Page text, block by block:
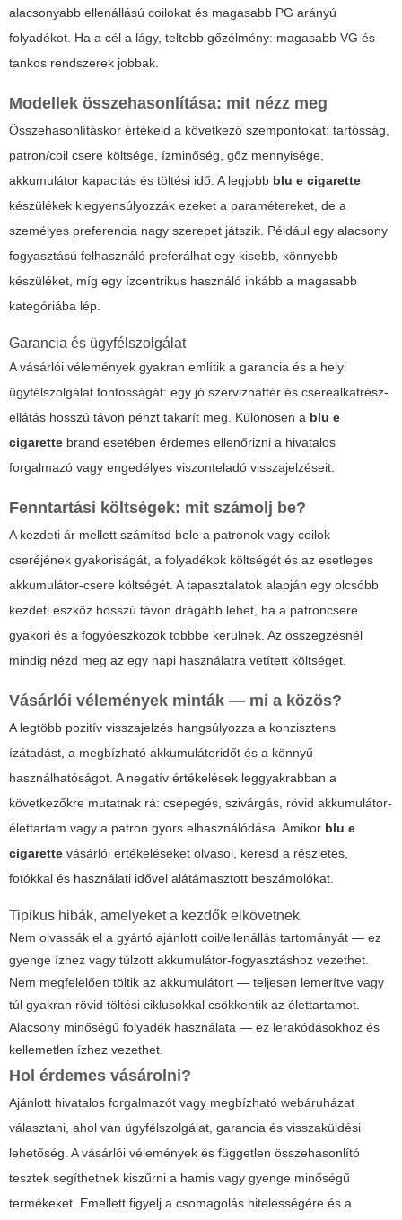
alacsonyabb ellenállású coilokat és magasabb PG arányú
folyadékot. Ha a cél a lágy, teltebb gőzélmény: magasabb VG és
tankos rendszerek jobbak.
Modellek összehasonlítása: mit nézz meg
Összehasonlításkor értékeld a következő szempontokat: tartósság,
patron/coil csere költsége, ízminőség, gőz mennyisége,
akkumulátor kapacitás és töltési idő. A legjobb blu e cigarette
készülékek kiegyensúlyozzák ezeket a paramétereket, de a
személyes preferencia nagy szerepet játszik. Például egy alacsony
fogyasztású felhasználó preferálhat egy kisebb, könnyebb
készüléket, míg egy ízcentrikus használó inkább a magasabb
kategóriába lép.
Garancia és ügyfélszolgálat
A vásárlói vélemények gyakran említik a garancia és a helyi
ügyfélszolgálat fontosságát: egy jó szervizháttér és cserealkatrész-
ellátás hosszú távon pénzt takarít meg. Különösen a blu e
cigarette brand esetében érdemes ellenőrizni a hivatalos
forgalmazó vagy engedélyes viszonteladó visszajelzéseit.
Fenntartási költségek: mit számolj be?
A kezdeti ár mellett számítsd bele a patronok vagy coilok
cseréjének gyakoriságát, a folyadékok költségét és az esetleges
akkumulátor-csere költségét. A tapasztalatok alapján egy olcsóbb
kezdeti eszköz hosszú távon drágább lehet, ha a patroncsere
gyakori és a fogyóeszközök többbe kerülnek. Az összegzésnél
mindig nézd meg az egy napi használatra vetített költséget.
Vásárlói vélemények minták — mi a közös?
A legtöbb pozitív visszajelzés hangsúlyozza a konzisztens
ízátadást, a megbízható akkumulátoridőt és a könnyű
használhatóságot. A negatív értékelések leggyakrabban a
következőkre mutatnak rá: csepegés, szivárgás, rövid akkumulátor-
élettartam vagy a patron gyors elhasználódása. Amikor blu e
cigarette vásárlói értékeléseket olvasol, keresd a részletes,
fotókkal és használati idővel alátámasztott beszámolókat.
Tipikus hibák, amelyeket a kezdők elkövetnek
Nem olvassák el a gyártó ajánlott coil/ellenállás tartományát — ez
gyenge ízhez vagy túlzott akkumulátor-fogyasztáshoz vezethet.
Nem megfelelően töltik az akkumulátort — teljesen lemerítve vagy
túl gyakran rövid töltési ciklusokkal csökkentik az élettartamot.
Alacsony minőségű folyadék használata — ez lerakódásokhoz és
kellemetlen ízhez vezethet.
Hol érdemes vásárolni?
Ajánlott hivatalos forgalmazót vagy megbízható webáruházat
választani, ahol van ügyfélszolgálat, garancia és visszaküldési
lehetőség. A vásárlói vélemények és független összehasonlító
tesztek segíthetnek kiszűrni a hamis vagy gyenge minőségű
termékeket. Emellett figyelj a csomagolás hitelességére és a